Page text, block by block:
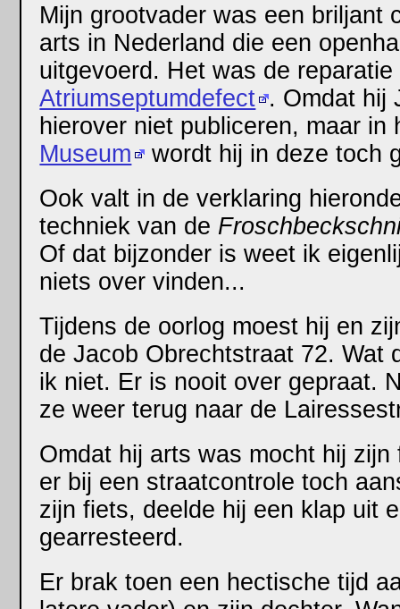
Mijn grootvader was een briljant
arts in Nederland die een
uitgevoerd. Het was de
Atriumseptumdefect . Omdat hij
hierover niet publiceren, maar in
Museum
wordt hij in deze toch
Ook valt in de verklaring
techniek van de
Of dat bijzonder is weet ik
niets over vinden...
Tijdens de oorlog moest hij en
de Jacob Obrechtstraat 72. Wat
ik niet. Er is nooit over gepraat.
ze weer terug naar de
Omdat hij arts was mocht hij
er bij een straatcontrole toch
zijn fiets, deelde hij een klap uit
gearresteerd.
Er brak toen een hectische tijd